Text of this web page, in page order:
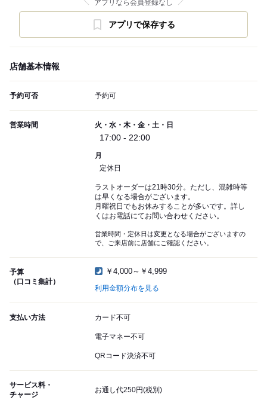
アプリなら会員登録なし
アプリで保存する
店舗基本情報
予約可否 予約可
営業時間 火・水・木・金・土・日
17:00 - 22:00
月
定休日
ラストオーダーは21時30分。ただし、混雑時等
は早くなる場合がございます。
月曜祝日でもお休みすることが多いです。詳し
くはお電話にてお問い合わせください。
営業時間・定休日は変更となる場合がございますの
で、ご来店前に店舗にご確認ください。
予算
（口コミ集計）
￥4,000～￥4,999
利用金額分布を見る
支払い方法 カード不可
電子マネー不可
QRコード決済不可
サービス料・
チャージ
お通し代250円(税別)